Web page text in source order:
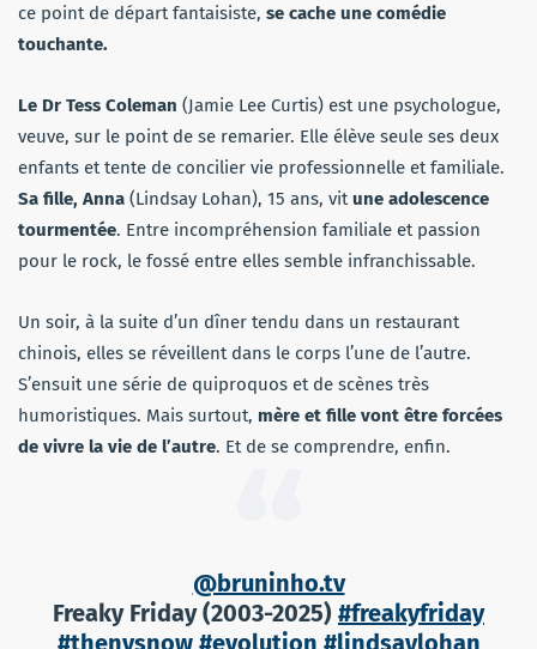
ce point de départ fantaisiste, se cache une comédie
touchante.
Le Dr Tess Coleman (Jamie Lee Curtis) est une psychologue,
veuve, sur le point de se remarier. Elle élève seule ses deux
enfants et tente de concilier vie professionnelle et familiale.
Sa fille, Anna (Lindsay Lohan), 15 ans, vitune adolescence
tourmentée. Entre incompréhension familiale et passion
pour le rock, le fossé entre elles semble infranchissable.
Un soir, à la suite d’un dîner tendu dans un restaurant
chinois, elles se réveillent dans le corps l’une de l’autre.
S’ensuit une série de quiproquos et de scènes très
humoristiques. Mais surtout, mère et fille vont être forcées
de vivre la vie de l’autre. Et de se comprendre, enfin.
@bruninho.tv
Freaky Friday (2003-2025) #freakyfriday
#thenvsnow #evolution #lindsaylohan